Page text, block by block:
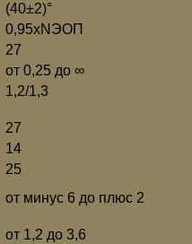
(40±2)°
0,95xNЭОП
27
от 0,25 до ∞
1,2/1,3
27
14
25
от минус 6 до плюс 2
от 1,2 до 3,6